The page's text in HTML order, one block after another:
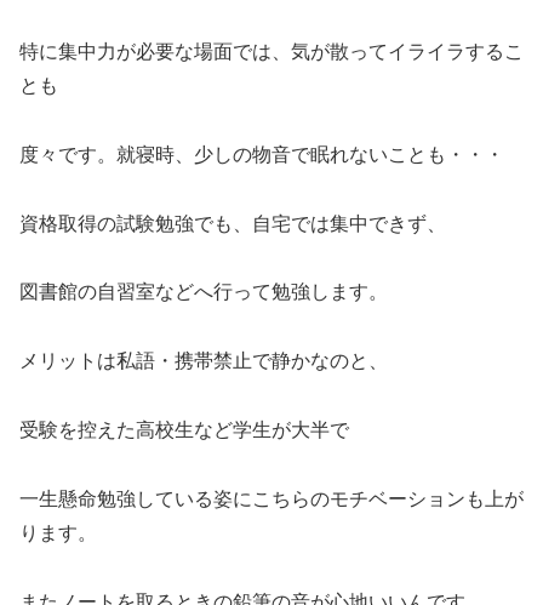
特に集中力が必要な場面では、気が散ってイライラするこ
とも
度々です。就寝時、少しの物音で眠れないことも・・・
資格取得の試験勉強でも、自宅では集中できず、
図書館の自習室などへ行って勉強します。
メリットは私語・携帯禁止で静かなのと、
受験を控えた高校生など学生が大半で
一生懸命勉強している姿にこちらのモチベーションも上が
ります。